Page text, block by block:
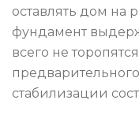
оставлять дом на
фундамент
всего не
стабилизации